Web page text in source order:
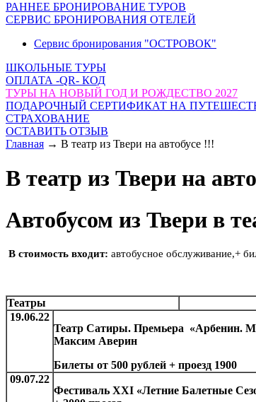
РАННЕЕ БРОНИРОВАНИЕ ТУРОВ
СЕРВИС БРОНИРОВАНИЯ ОТЕЛЕЙ
Сервис бронирования "ОСТРОВОК"
ШКОЛЬНЫЕ ТУРЫ
ОПЛАТА -QR- КОД
ТУРЫ НА НОВЫЙ ГОД И РОЖДЕСТВО 2027
ПОДАРОЧНЫЙ СЕРТИФИКАТ НА
СТРАХОВАНИЕ
ОСТАВИТЬ ОТЗЫВ
Главная → В театр из Твери на автобусе !!!
В театр из Твери на
Автобусом из Твери в
В стоимость входит: автобусное обслуживание,+
Театры
19.06.22
Театр Сатиры. Премьера
Максим Аверин
Билеты от 500 рублей + проезд 1900
09.07.22
Фестиваль ХХI «Летние Балетные